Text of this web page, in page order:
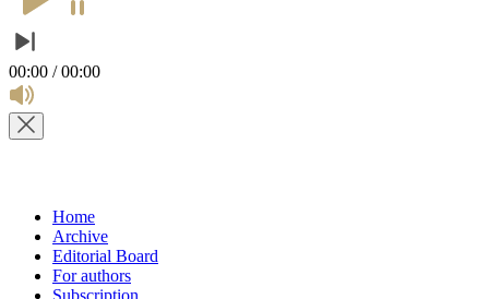
00:00 / 00:00
Home
Archive
Editorial Board
For authors
Subscription